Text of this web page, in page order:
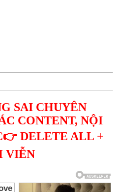
SAI CHUYÊN
CONTENT, NỘI
DELETE ALL +
VIỄN